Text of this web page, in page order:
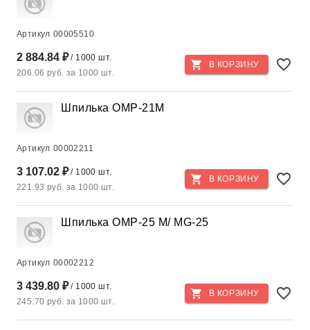
Артикул 00005510
2 884.84 ₽/ 1000 шт.
206.06 руб. за 1000 шт.
В КОРЗИНУ
Шпилька ОМР-21M
Артикул 00002211
3 107.02 ₽/ 1000 шт.
221.93 руб. за 1000 шт.
В КОРЗИНУ
Шпилька ОМР-25 М/ MG-25
Артикул 00002212
3 439.80 ₽/ 1000 шт.
245.70 руб. за 1000 шт.
В КОРЗИНУ